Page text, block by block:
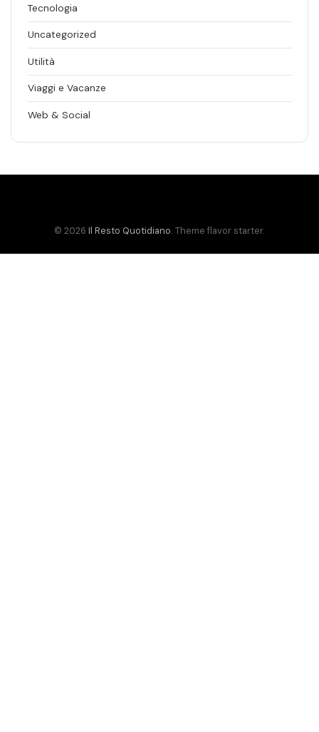
Tecnologia
Uncategorized
Utilità
Viaggi e Vacanze
Web & Social
© 2026 Il Resto Quotidiano. Theme flavor starter.